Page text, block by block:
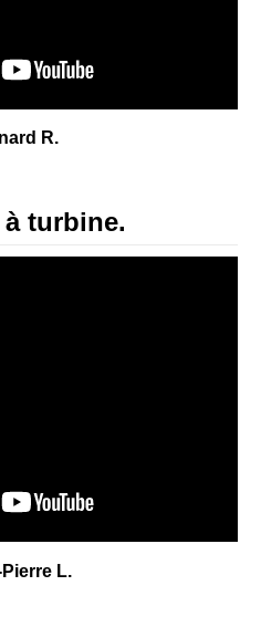
R.
turbine.
L.